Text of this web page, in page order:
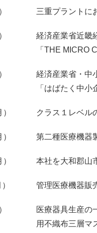
三重プラントに
経済産業省近畿
「THE MICRO
経済産業省・中
「はばたく中
クラス１レベル
第二種医療機器
本社を大和郡山
管理医療機器販
医療器具生産の
用不織布三層マ